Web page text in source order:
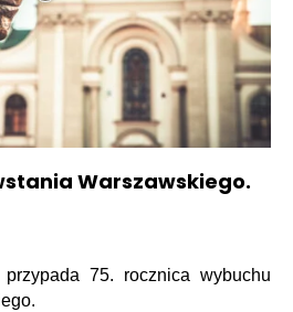
Warszawskiego.
75. rocznica wybuchu